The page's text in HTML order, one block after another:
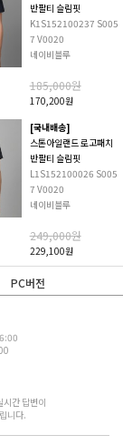
반팔티 슬림핏
K1S152100237 S005
7 V0020
네이비블루
185,000원
170,200원
[국내배송]
스톤아일랜드 로고패치
반팔티 슬림핏
L1S152100026 S005
7 V0020
네이비블루
249,000원
229,100원
PC버전
간 답변이
니다.